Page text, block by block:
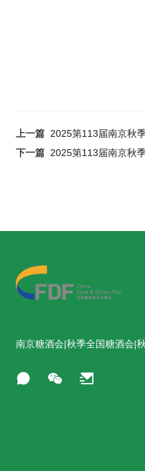
上一篇 2025第113届南京秋
下一篇 2025第113届南京秋
南京糖酒会|秋季全国糖酒会|